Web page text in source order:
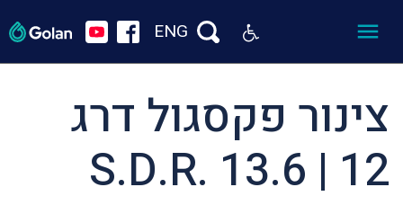
ENG
צינור פקסגול דרג
12 | S.D.R. 13.6